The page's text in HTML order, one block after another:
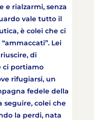
e rialzarmi, senza
vale tutto il
è colei che ci
Lei
di
ci portiamo
rifugiarsi, un
fedele della
seguire, colei che
la perdi, nata